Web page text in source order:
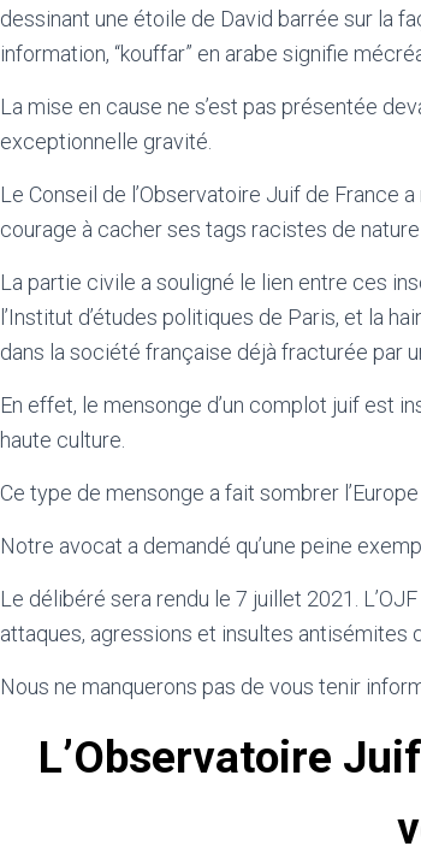
dessinant une étoile de David barrée sur la
information, “kouffar” en arabe signifie
La mise en cause ne s’est pas présentée
exceptionnelle gravité.
Le Conseil de l’Observatoire Juif de France
courage à cacher ses tags racistes de
La partie civile a souligné le lien entre ces
l’Institut d’études politiques de Paris, et la
dans la société française déjà fracturée par
En effet, le mensonge d’un complot juif est
haute culture.
Ce type de mensonge a fait sombrer
Notre avocat a demandé qu’une peine
Le délibéré sera rendu le 7 juillet 2021.
attaques, agressions et insultes antisémites
Nous ne manquerons pas de vous tenir
L’Observatoire